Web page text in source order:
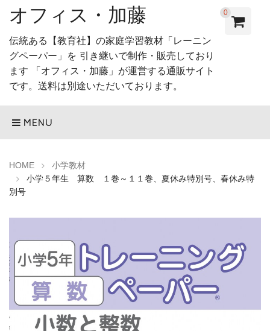
オフィス・加藤
伝統ある【教育社】の家庭学習教材「レーニン
グペーパー」を 引き継いで制作・販売しており
ます 「オフィス・加藤」が運営する通販サイト
です。送料は別途いただいております。
0
MENU
HOME
小学教材
小学５年生 算数 １巻～１１巻、夏休み特別号、春休み特
別号